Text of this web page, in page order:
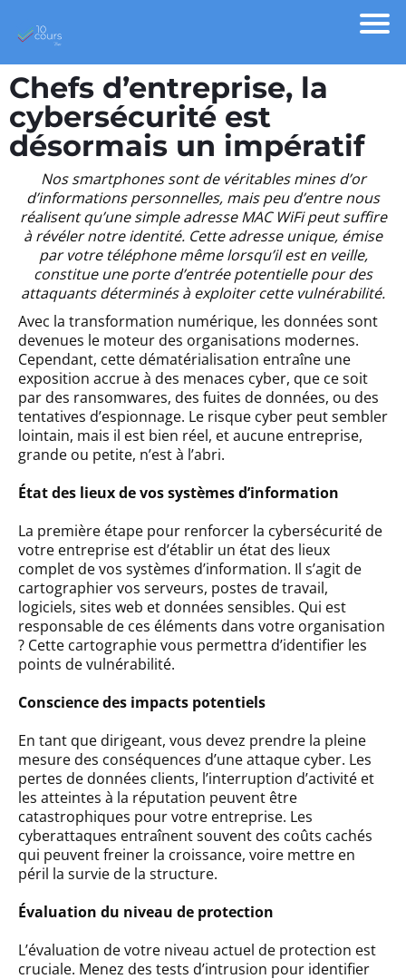
Chefs d’entreprise, la
cybersécurité est
désormais un impératif
Nos smartphones sont de véritables mines d’or
d’informations personnelles, mais peu d’entre nous
réalisent qu’une simple adresse MAC WiFi peut suffire
à révéler notre identité. Cette adresse unique, émise
par votre téléphone même lorsqu’il est en veille,
constitue une porte d’entrée potentielle pour des
attaquants déterminés à exploiter cette vulnérabilité.
Avec la transformation numérique, les données sont
devenues le moteur des organisations modernes.
Cependant, cette dématérialisation entraîne une
exposition accrue à des menaces cyber, que ce soit
par des ransomwares, des fuites de données, ou des
tentatives d’espionnage. Le risque cyber peut sembler
lointain, mais il est bien réel, et aucune entreprise,
grande ou petite, n’est à l’abri.
État des lieux de vos systèmes d’information
La première étape pour renforcer la cybersécurité de
votre entreprise est d’établir un état des lieux
complet de vos systèmes d’information. Il s’agit de
cartographier vos serveurs, postes de travail,
logiciels, sites web et données sensibles. Qui est
responsable de ces éléments dans votre organisation
? Cette cartographie vous permettra d’identifier les
points de vulnérabilité.
Conscience des impacts potentiels
En tant que dirigeant, vous devez prendre la pleine
mesure des conséquences d’une attaque cyber. Les
pertes de données clients, l’interruption d’activité et
les atteintes à la réputation peuvent être
catastrophiques pour votre entreprise. Les
cyberattaques entraînent souvent des coûts cachés
qui peuvent freiner la croissance, voire mettre en
péril la survie de la structure.
Évaluation du niveau de protection
L’évaluation de votre niveau actuel de protection est
cruciale. Menez des tests d’intrusion pour identifier